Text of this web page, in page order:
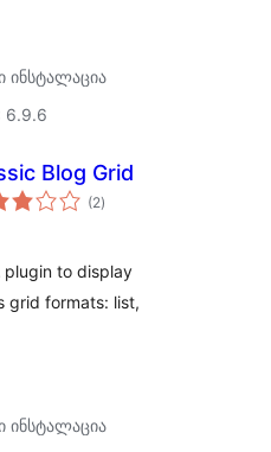
ინსტალაცია
6.9.6
Blog Grid
(2საერთო
რეიტინგი
)
plugin to display
grid formats: list,
ინსტალაცია